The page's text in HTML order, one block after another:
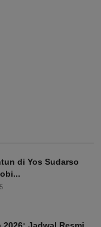
di Yos Sudarso